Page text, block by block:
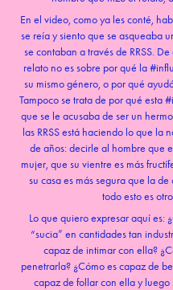
En el video, como ya les conté,
se reía y siento que se asqueaba
se contaban a través de RRSS.
relato no es sobre por qué la
su mismo género, o por qué
Tampoco se trata de por qué esta
que se le acusaba de ser un
las RRSS está haciendo lo que la
de años: decirle al hombre que
mujer, que su vientre es más
su casa es más segura que la
todo esto es
Lo que quiero expresar aquí es:
“sucia” en cantidades tan
capaz de intimar con ella?
penetrarla? ¿Cómo es capaz de
capaz de follar con ella y